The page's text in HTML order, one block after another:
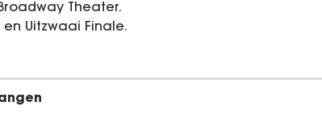
Theater.
Uitzwaai Finale.